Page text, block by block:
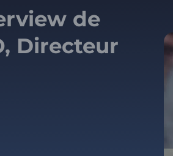
de
Directeur